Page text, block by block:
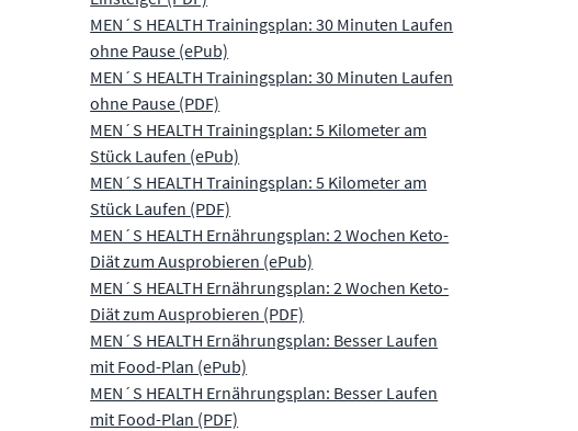
MEN´S HEALTH Trainingsplan: 30 Minuten Laufen
ohne Pause (ePub)
MEN´S HEALTH Trainingsplan: 30 Minuten Laufen
ohne Pause (PDF)
MEN´S HEALTH Trainingsplan: 5 Kilometer am
Stück Laufen (ePub)
MEN´S HEALTH Trainingsplan: 5 Kilometer am
Stück Laufen (PDF)
MEN´S HEALTH Ernährungsplan: 2 Wochen Keto-
Diät zum Ausprobieren (ePub)
MEN´S HEALTH Ernährungsplan: 2 Wochen Keto-
Diät zum Ausprobieren (PDF)
MEN´S HEALTH Ernährungsplan: Besser Laufen
mit Food-Plan (ePub)
MEN´S HEALTH Ernährungsplan: Besser Laufen
mit Food-Plan (PDF)